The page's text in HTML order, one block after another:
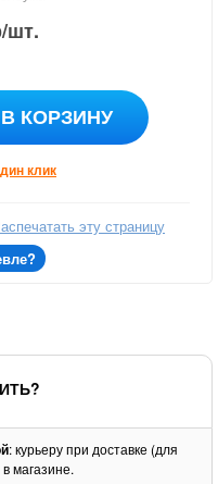
шт.
В КОРЗИНУ
клик
эту страницу
: курьеру при доставке (для
магазине.